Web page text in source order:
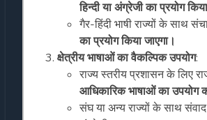
हिन्दी या अंग्रेजी का प्रयोग
गैर-हिंदी भाषी राज्यों के साथ
का प्रयोग किया जाएगा।
क्षेत्रीय भाषाओं का वैकल्पिक उपयोग:
राज्य स्तरीय प्रशासन के लिए
आधिकारिक भाषाओं का
संघ या अन्य राज्यों के साथ